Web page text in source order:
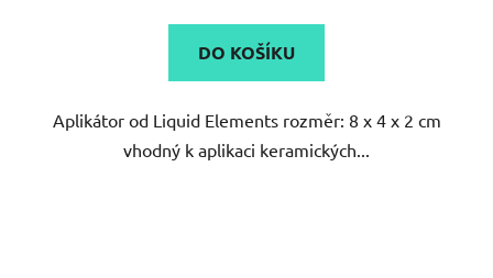
DO KOŠÍKU
Aplikátor od Liquid Elements rozměr: 8 x 4 x 2 cm
vhodný k aplikaci keramických...